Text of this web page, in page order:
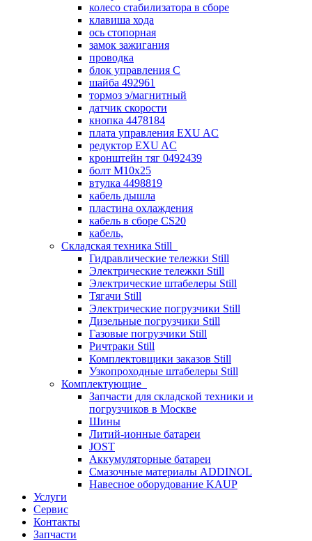
колесо стабилизатора в сборе
клавиша хода
ось стопорная
замок зажигания
проводка
блок управления С
шайба 492961
тормоз э/магнитный
датчик скорости
кнопка 4478184
плата управления EXU AC
редуктор EXU AC
кронштейн тяг 0492439
болт М10х25
втулка 4498819
кабель дышла
пластина охлаждения
кабель в сборе CS20
кабель,
Складская техника Still
Гидравлические тележки Still
Электрические тележки Still
Электрические штабелеры Still
Тягачи Still
Электрические погрузчики Still
Дизельные погрузчики Still
Газовые погрузчики Still
Ричтраки Still
Комплектовщики заказов Still
Узкопроходные штабелеры Still
Комплектующие
Запчасти для складской техники и
погрузчиков в Москве
Шины
Литий-ионные батареи
JOST
Аккумуляторные батареи
Смазочные материалы ADDINOL
Навесное оборудование KAUP
Услуги
Сервис
Контакты
Запчасти